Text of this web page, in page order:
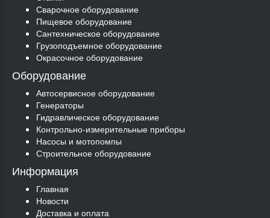
Сварочное оборудование
Пищевое оборудование
Сантехническое оборудование
Грузоподъемное оборудование
Окрасочное оборудование
Оборудование
Автосервисное оборудование
Генераторы
Гидравлическое оборудование
Контрольно-измерительные приборы
Насосы и мотопомпы
Строительное оборудование
Информация
Главная
Новости
Доставка и оплата